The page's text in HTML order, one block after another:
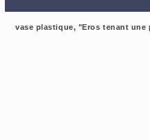
vase plastique, "Eros tenant une